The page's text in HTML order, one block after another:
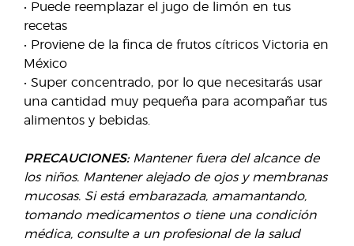
• Puede reemplazar el jugo de limón en tus
recetas
• Proviene de la finca de frutos cítricos Victoria en
México
• Super concentrado, por lo que necesitarás usar
una cantidad muy pequeña para acompañar tus
alimentos y bebidas.
PRECAUCIONES:Mantener fuera del alcance de
los niños. Mantener alejado de ojos y membranas
mucosas. Si está embarazada, amamantando,
tomando medicamentos o tiene una condición
médica, consulte a un profesional de la salud